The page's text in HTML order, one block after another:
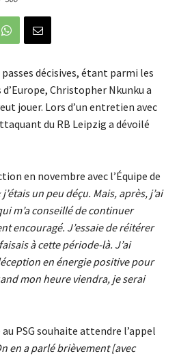
décisives, étant parmi les
Christopher Nkunku a
jouer. Lors d’un entretien avec
du RB Leipzig a dévoilé
en novembre avec l’Équipe de
j’étais un peu déçu. Mais, après, j’ai
m’a conseillé de continuer
encouragé. J’essaie de réitérer
à cette période-là. J’ai
en énergie positive pour
mon heure viendra, je serai
PSG souhaite attendre l’appel
en a parlé brièvement [avec